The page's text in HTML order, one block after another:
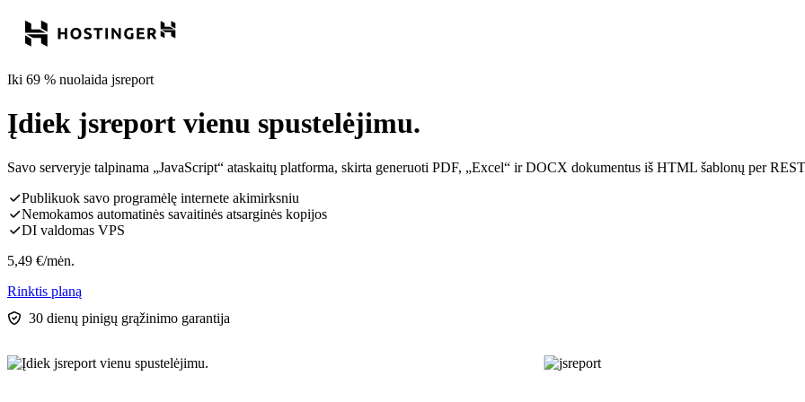
Iki 69 % nuolaida jsreport
Įdiek jsreport vienu spustelėjimu.
Savo serveryje talpinama „JavaScript“ ataskaitų platforma, skirta generuoti PDF, „Excel“ ir DOCX dokumentus iš HTML šablonų per
Publikuok savo programėlę internete akimirksniu
Nemokamos automatinės savaitinės atsarginės kopijos
DI valdomas VPS
5,49 €/mėn.
Rinktis planą
30 dienų pinigų grąžinimo garantija